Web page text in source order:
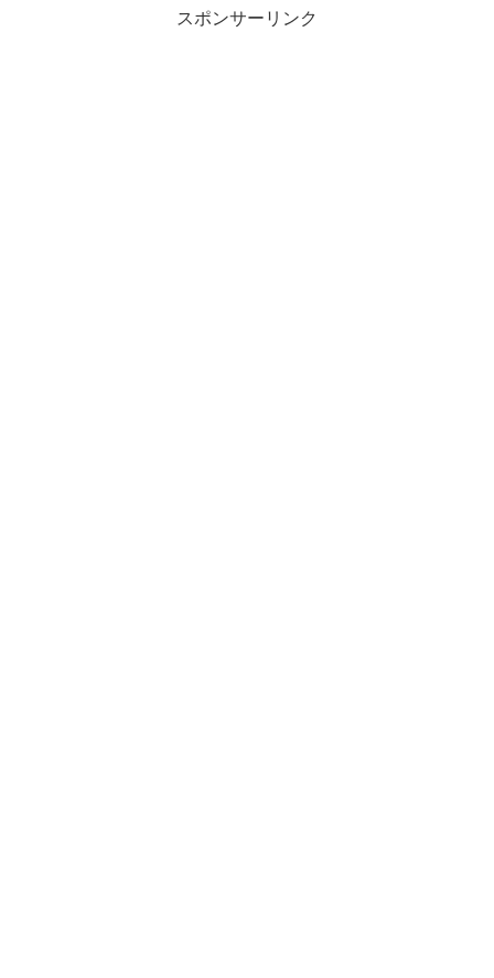
スポンサーリンク